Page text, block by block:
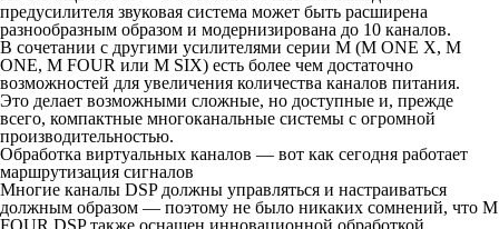
предусилителя звуковая система может быть расширена
разнообразным образом и модернизирована до 10 каналов.
В сочетании с другими усилителями серии M (M ONE X, M
ONE, M FOUR или M SIX) есть более чем достаточно
возможностей для увеличения количества каналов питания.
Это делает возможными сложные, но доступные и, прежде
всего, компактные многоканальные системы с огромной
производительностью.
Обработка виртуальных каналов — вот как сегодня работает
маршрутизация сигналов
Многие каналы DSP должны управляться и настраиваться
должным образом — поэтому не было никаких сомнений, что M
FOUR DSP также оснащен инновационной обработкой